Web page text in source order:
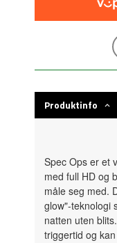
Produktinfo
Spec Ops er et
med full HD og
måle seg med.
glow"-teknologi
natten uten
triggertid og